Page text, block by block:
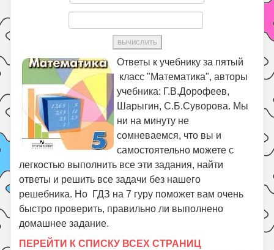
Ответы к учебнику за пятый
класс "Математика", авторы
учебника: Г.В.Дорофеев,
Шарыгин, С.Б.Суворова. Мы
ни на минуту не
сомневаемся, что вы и
самостоятельно можете с
легкостью выполнить все эти задания, найти
ответы и решить все задачи без нашего
решебника. Но ГДЗ на 7 гуру поможет вам очень
быстро проверить, правильно ли выполнено
домашнее задание.
ПЕРЕЙТИ К СПИСКУ ВСЕХ СТРАНИЦ